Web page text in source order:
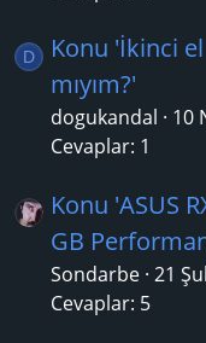
D
Konu 'İkinci el
mıyım?'
dogukandal
10
Cevaplar: 1
Konu 'ASUS
GB
Sondarbe 21
Cevaplar: 5